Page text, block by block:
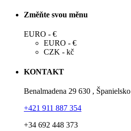
Změňte svou měnu
EURO - €
EURO - €
CZK - kč
KONTAKT
Benalmadena 29 630 , Španielsko
+421 911 887 354
+34 692 448 373